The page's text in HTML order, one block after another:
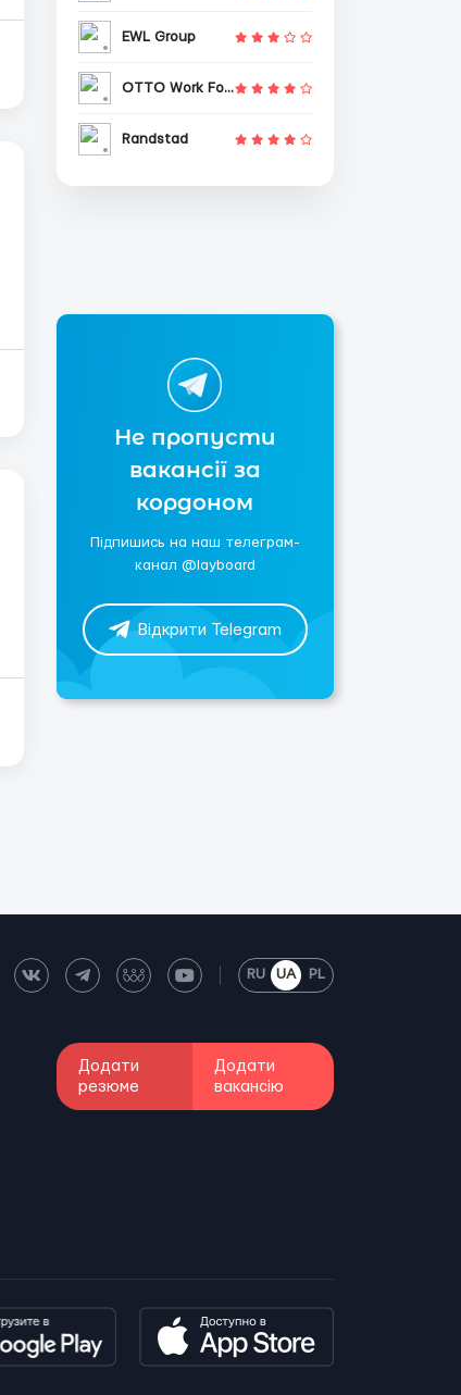
EWL Group
OTTO Work Force
Randstad
Не пропусти
вакансії за
кордоном
Підпишись на наш телеграм-
канал @layboard
Відкрити Telegram
RU UA PL
Додати
резюме
Додати
вакансію